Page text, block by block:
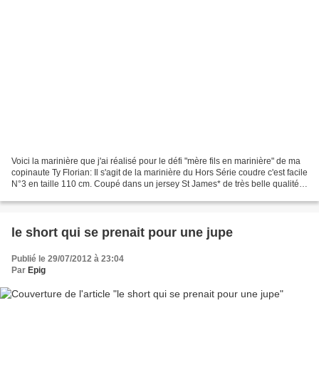
Voici la marinière que j'ai réalisé pour le défi "mère fils en marinière" de ma
copinaute Ty Florian: Il s'agit de la marinière du Hors Série coudre c'est facile
N°3 en taille 110 cm. Coupé dans un jersey St James* de très belle qualité
le short qui se prenait pour une jupe
Publié le 29/07/2012 à 23:04
Par Epig